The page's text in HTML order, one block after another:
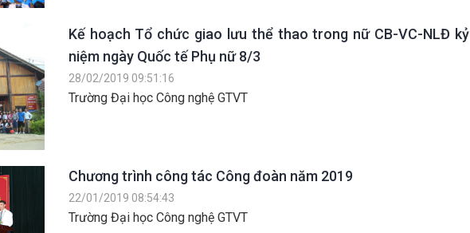
Kế hoạch Tổ chức giao lưu thể thao trong nữ CB-VC-NLĐ kỷ
niệm ngày Quốc tế Phụ nữ 8/3
28/02/2019 09:51:16
Trường Đại học Công nghệ GTVT
Chương trình công tác Công đoàn năm 2019
22/01/2019 08:54:43
Trường Đại học Công nghệ GTVT